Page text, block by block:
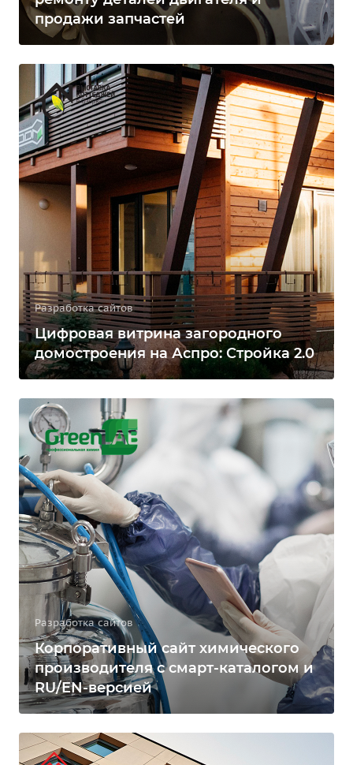
продажи запчастей
Разработка сайтов
Цифровая витрина загородного
домостроения на Аспро: Стройка 2.0
Разработка сайтов
Корпоративный сайт химического
производителя с смарт-каталогом и
RU/EN-версией